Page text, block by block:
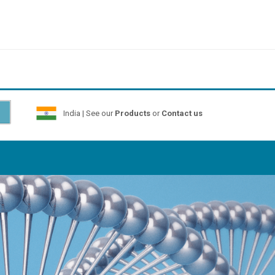
India | See our Productsor Contact us